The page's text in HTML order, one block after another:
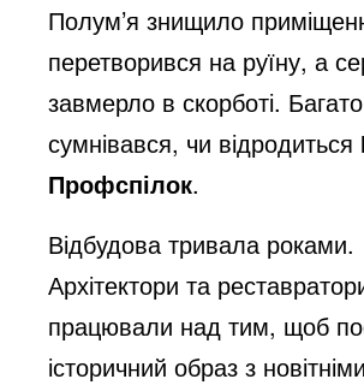
Полум’я знищило
перетворився на руїну, а
завмерло в скорботі.
сумнівався, чи відродиться
Профспілок.
Відбудова тривала роками.
Архітектори та
працювали над тим, щоб
історичний образ з новітніми